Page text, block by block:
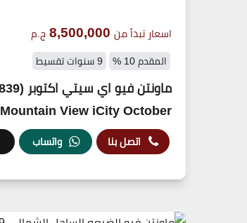
اسعار تبدأ من 8,500,000 ج.م
المقدم 10 % 9 سنوات تقسيط
Mountain View iCity October
اتصل بنا واتساب